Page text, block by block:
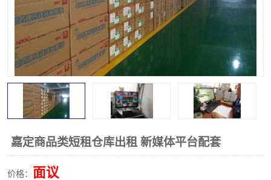
嘉定商品类短租仓库出租 新媒体平台配套
价格： 面议
上海托管仓库